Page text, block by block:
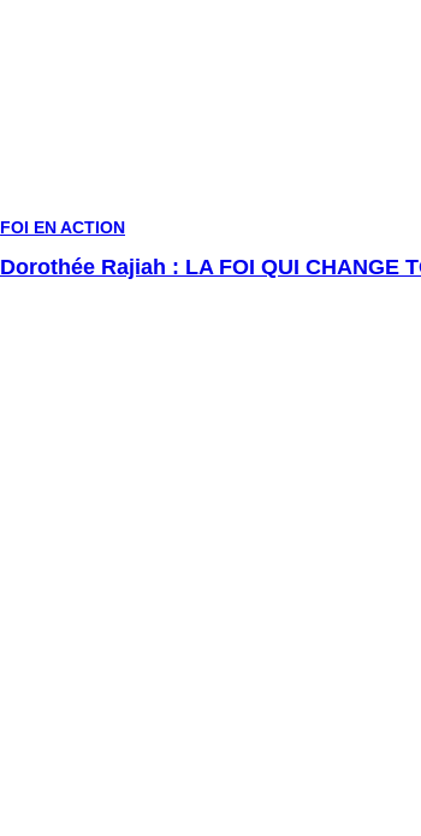
FOI EN ACTION
Dorothée Rajiah : LA FOI QUI CHANGE